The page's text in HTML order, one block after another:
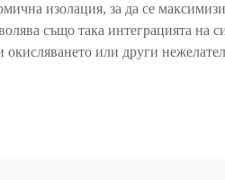
изолация, за да се
също така интеграцията на
или други